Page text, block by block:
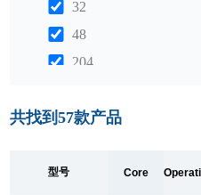
32
48
204
312
共找到57款产品
型号 Core